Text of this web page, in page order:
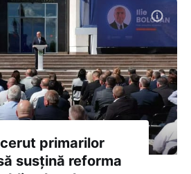
primarilor
susțină reforma